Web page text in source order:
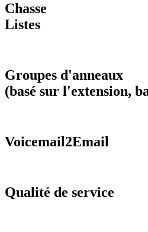
Chasse
Listes
Groupes d'anneaux
(basé sur l'extension,
Voicemail2Email
Qualité de service